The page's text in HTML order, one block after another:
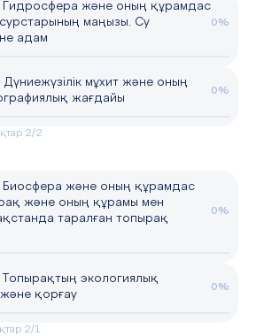
Гидросфера және оның құрамдас
маңызы. Су
адам
0%
мұхит және оның
жағдайы
0%
2/2
Биосфера және оның құрамдас
және оның құрамы мен
таралған топырақ
0%
экологиялық
қорғау
0%
2/1